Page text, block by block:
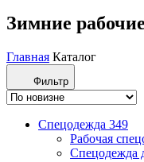
Зимние
Главная Каталог
Фильтр
Спецодежда 349
Рабочая
Спецодежда